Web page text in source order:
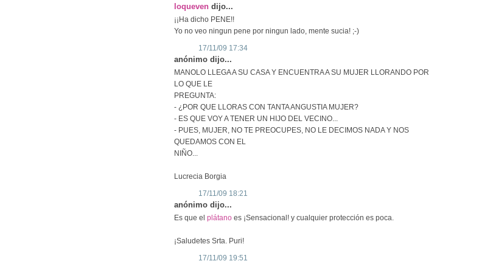
loqueven dijo...
¡¡Ha dicho PENE!!
Yo no veo ningun pene por ningun lado, mente sucia! ;-)
17/11/09 17:34
anónimo dijo...
MANOLO LLEGA A SU CASA Y ENCUENTRA A SU MUJER LLORANDO POR
LO QUE LE
PREGUNTA:
- ¿POR QUE LLORAS CON TANTA ANGUSTIA MUJER?
- ES QUE VOY A TENER UN HIJO DEL VECINO...
- PUES, MUJER, NO TE PREOCUPES, NO LE DECIMOS NADA Y NOS
QUEDAMOS CON EL
NIÑO...
Lucrecia Borgia
17/11/09 18:21
anónimo dijo...
Es que el plátano es ¡Sensacional! y cualquier protección es poca.
¡Saludetes Srta. Puri!
17/11/09 19:51